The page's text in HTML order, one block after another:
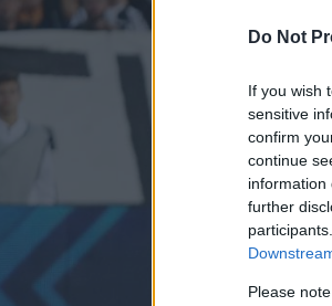
Do Not
If you wish
sensitive
confirm
continue
information
further
Please